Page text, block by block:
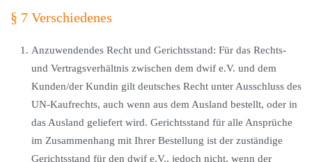
§ 7 Verschiedenes
Anzuwendendes Recht und Gerichtsstand: Für das Rechts-
und Vertragsverhältnis zwischen dem dwif e.V. und dem
Kunden/der Kundin gilt deutsches Recht unter Ausschluss des
UN-Kaufrechts, auch wenn aus dem Ausland bestellt, oder in
das Ausland geliefert wird. Gerichtsstand für alle Ansprüche
im Zusammenhang mit Ihrer Bestellung ist der zuständige
Gerichtsstand für den dwif e.V., jedoch nicht, wenn der